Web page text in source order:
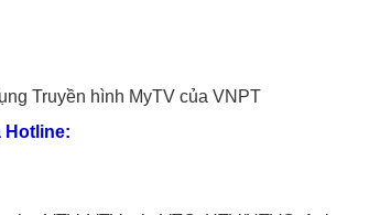
Truyền hình MyTV của VNPT
Hotline: